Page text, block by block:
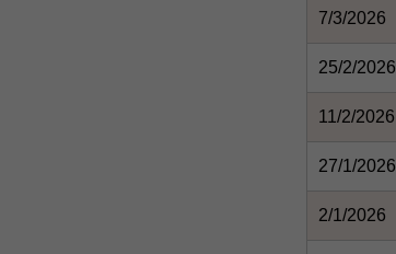
7/3/2026
25/2/2026
11/2/2026
27/1/2026
2/1/2026